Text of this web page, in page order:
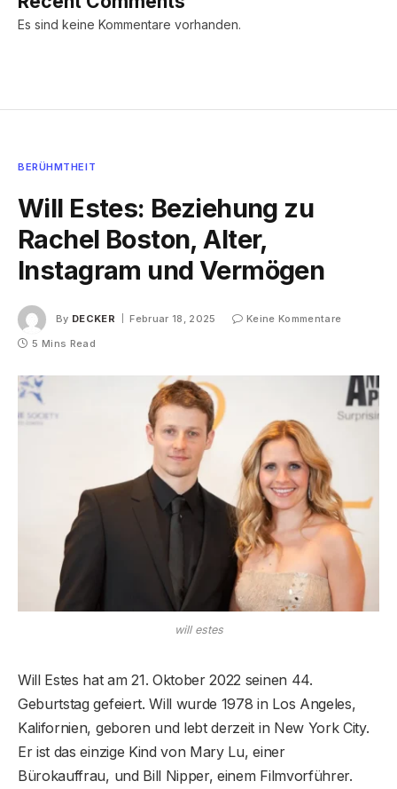
Es sind keine Kommentare vorhanden.
BERÜHMTHEIT
Will Estes: Beziehung zu
Rachel Boston, Alter,
Instagram und Vermögen
By DECKER Februar 18, 2025
Keine Kommentare
5 Mins Read
will estes
Will Estes hat am 21. Oktober 2022 seinen 44.
Geburtstag gefeiert. Will wurde 1978 in Los Angeles,
Kalifornien, geboren und lebt derzeit in New York City.
Er ist das einzige Kind von Mary Lu, einer
Bürokauffrau, und Bill Nipper, einem Filmvorführer.